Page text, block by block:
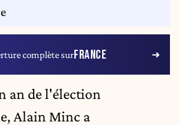
complète surFRANCE
an de l'élection
Alain Minc a